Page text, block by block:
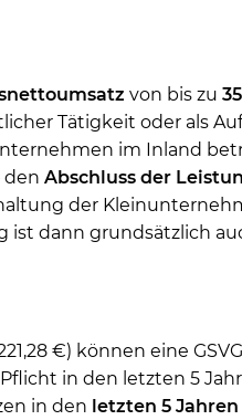
von bis zu
Tätigkeit oder als
im Inland
den Abschluss der
der
dann grundsätzlich
€) können eine
Pflicht in den letzten 5
in den letzten 5 Jahren